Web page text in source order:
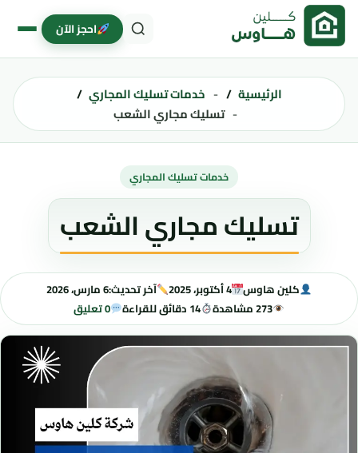
تخطى إلى المحتوى
احجز الآن
الرئيسية
خدمات تسليك المجاري
تسليك مجاري الشعب
خدمات تسليك المجاري
تسليك مجاري الشعب
كلين هاوس 4 أكتوبر، 2025 آخر تحديث:6 مارس، 2026
273 مشاهدة
14 دقائق للقراءة 0 تعليق